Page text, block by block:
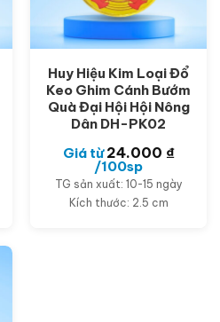
Huy Hiệu Kim Loại Đổ
Keo Ghim Cánh Bướm
Quà Đại Hội Hội Nông
Dân DH-PK02
Giá từ24.000 ₫
/100sp
TG sản xuất: 10-15 ngày
Kích thước: 2.5 cm